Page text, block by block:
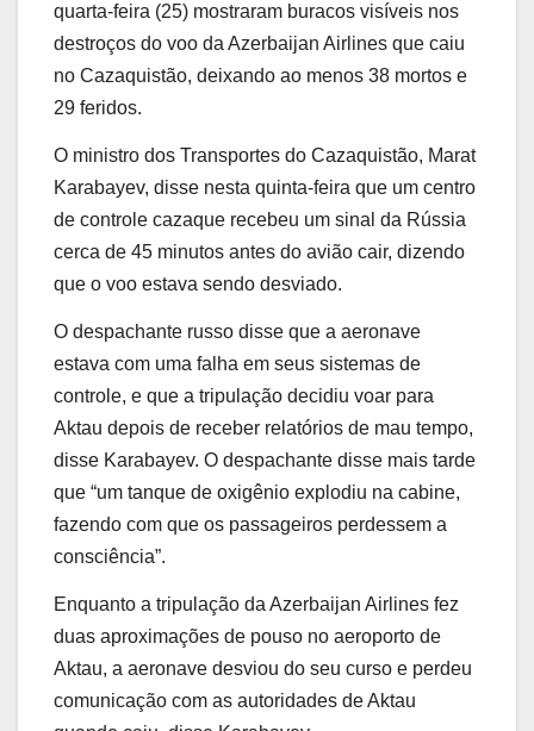
quarta-feira (25) mostraram buracos visíveis nos
destroços do voo da Azerbaijan Airlines que caiu
no Cazaquistão, deixando ao menos 38 mortos e
29 feridos.
O ministro dos Transportes do Cazaquistão, Marat
Karabayev, disse nesta quinta-feira que um centro
de controle cazaque recebeu um sinal da Rússia
cerca de 45 minutos antes do avião cair, dizendo
que o voo estava sendo desviado.
O despachante russo disse que a aeronave
estava com uma falha em seus sistemas de
controle, e que a tripulação decidiu voar para
Aktau depois de receber relatórios de mau tempo,
disse Karabayev. O despachante disse mais tarde
que “um tanque de oxigênio explodiu na cabine,
fazendo com que os passageiros perdessem a
consciência”.
Enquanto a tripulação da Azerbaijan Airlines fez
duas aproximações de pouso no aeroporto de
Aktau, a aeronave desviou do seu curso e perdeu
comunicação com as autoridades de Aktau